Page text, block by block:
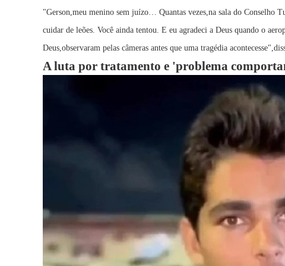
"Gerson,meu menino sem juízo… Quantas vezes,na sala do Conselho
cuidar de leões. Você ainda tentou. E eu agradeci a Deus quando o
Deus,observaram pelas câmeras antes que uma tragédia
A luta por tratamento e 'problema